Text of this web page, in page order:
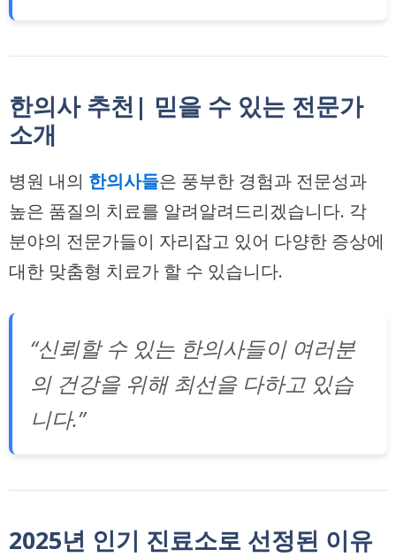
한의사 추천| 믿을 수 있는 전문가
소개
병원 내의 한의사들은 풍부한 경험과 전문성과
높은 품질의 치료를 알려알려드리겠습니다. 각
분야의 전문가들이 자리잡고 있어 다양한 증상에
대한 맞춤형 치료가 할 수 있습니다.
“신뢰할 수 있는 한의사들이 여러분
의 건강을 위해 최선을 다하고 있습
니다.”
2025년 인기 진료소로 선정된 이유